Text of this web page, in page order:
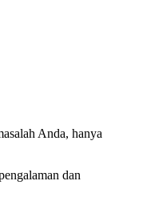
Anda, hanya
dan